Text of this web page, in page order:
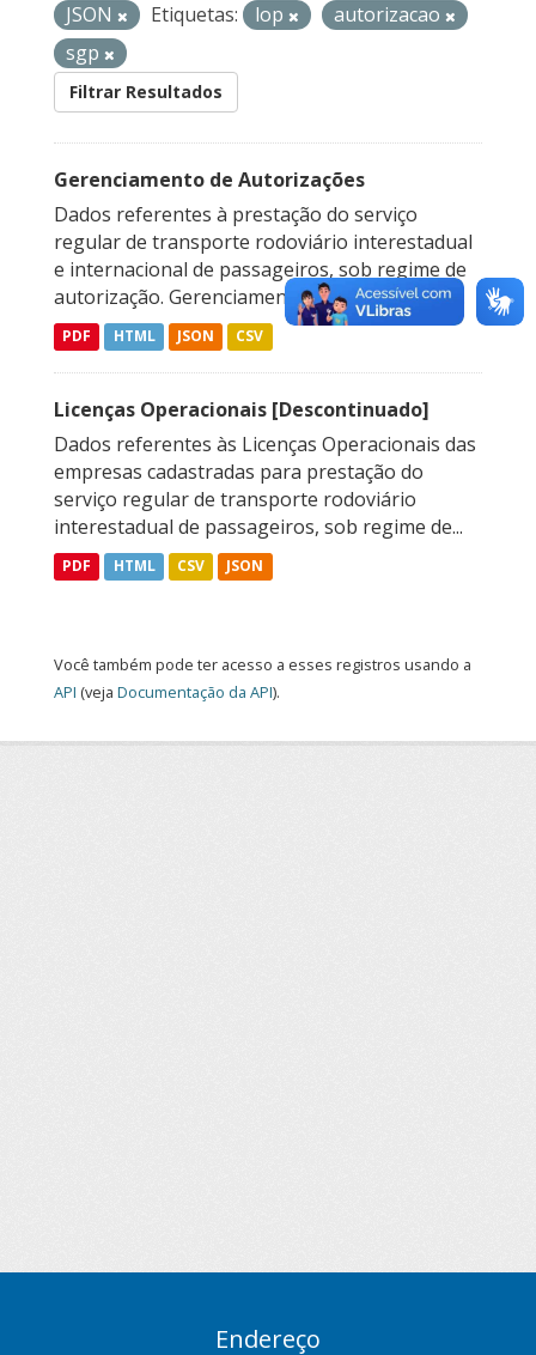
JSON
Etiquetas: lop
autorizacao
sgp
Filtrar Resultados
Gerenciamento de Autorizações
Dados referentes à prestação do serviço
regular de transporte rodoviário interestadual
e internacional de passageiros, sob regime de
autorização. Gerenciamento de Autorizações...
PDF HTML JSON CSV
Licenças Operacionais [Descontinuado]
Dados referentes às Licenças Operacionais das
empresas cadastradas para prestação do
serviço regular de transporte rodoviário
interestadual de passageiros, sob regime de...
PDF HTML CSV JSON
Você também pode ter acesso a esses registros usando a
API (veja Documentação da API).
Endereço